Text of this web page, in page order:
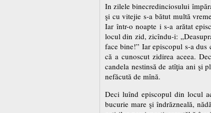
In zilele binecredinciosului
şi cu vitejie s-a bătut multă
Iar într-o noapte i s-a arătat
locul din zid, zicîndu-i:
face bine!” Iar episcopul s-a
că a cunoscut zidirea aceea.
candela nestinsă de atîţia ani şi
nefăcută de mînă.
Deci luînd episcopul din locul
bucurie mare şi îndrăzneală,